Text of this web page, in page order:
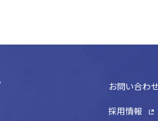
お問い合わせ
採用情報